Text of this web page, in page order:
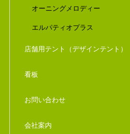
オーニングメロディー
エルパティオプラス
店舗用テント（デザインテント）
看板
お問い合わせ
会社案内